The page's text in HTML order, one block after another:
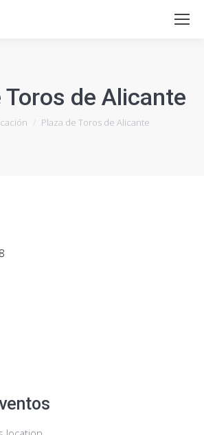
Toros de Alicante
Plaza de Toros de Alicante